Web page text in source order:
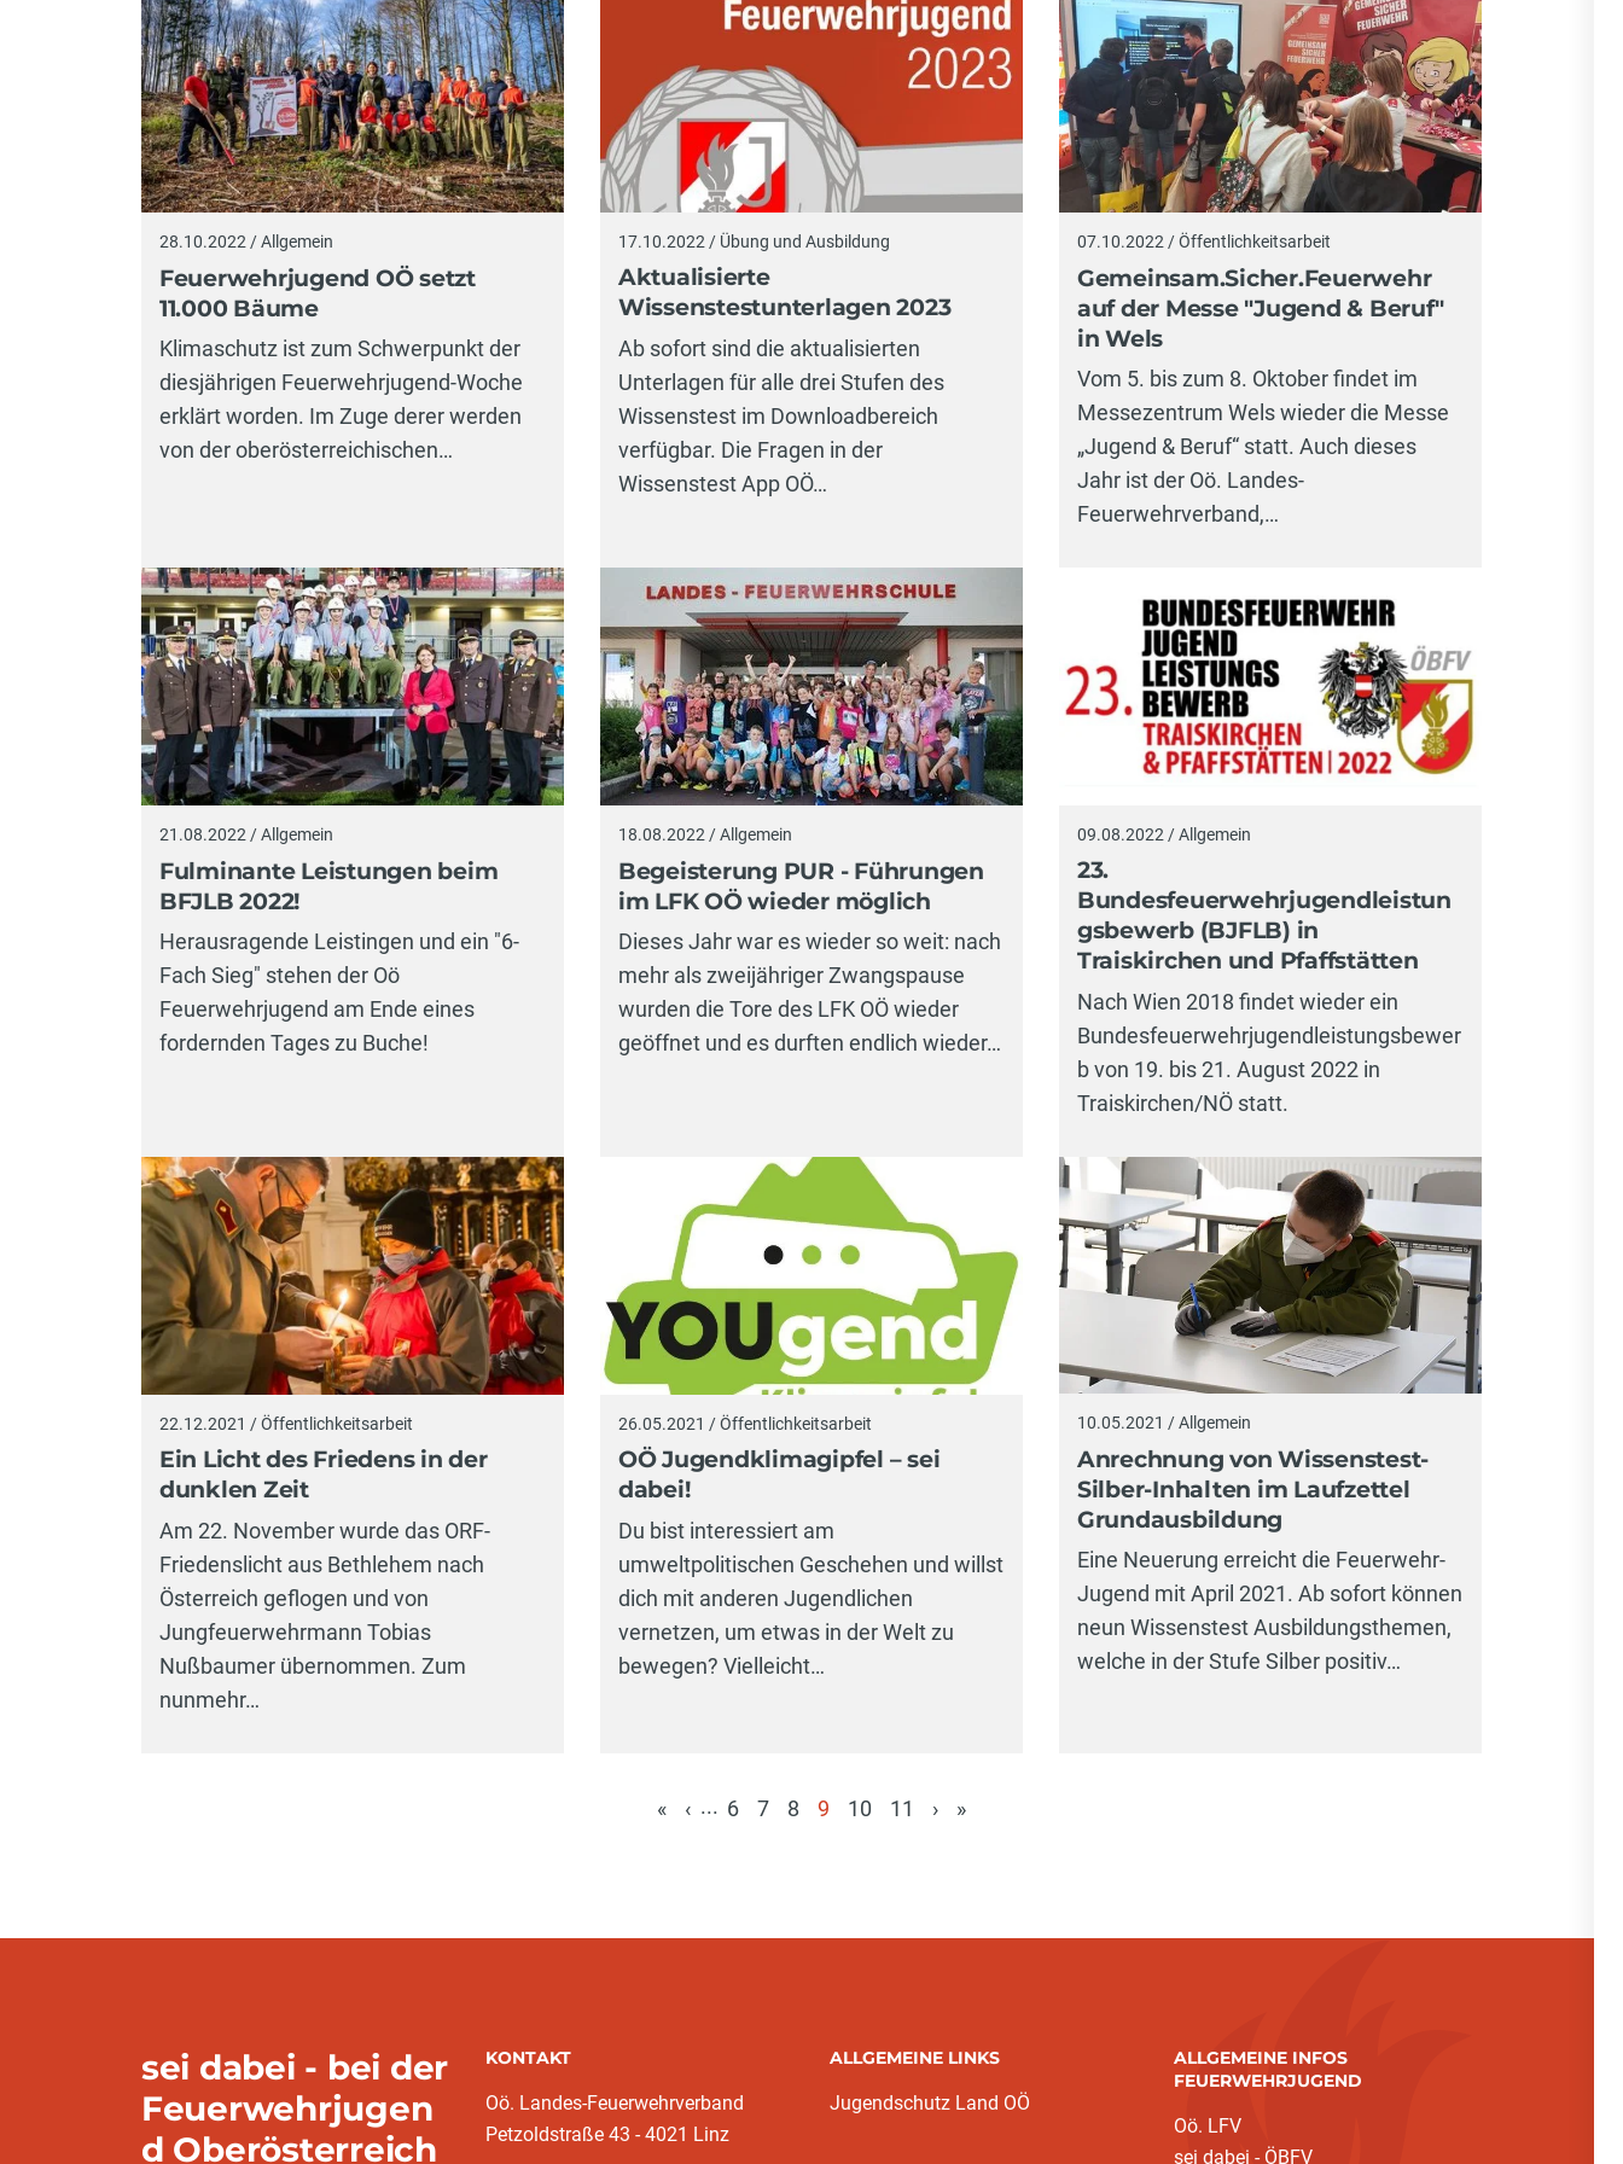
28.10.2022 / Allgemein
Feuerwehrjugend OÖ setzt
11.000 Bäume
Klimaschutz ist zum Schwerpunkt der
diesjährigen Feuerwehrjugend-Woche
erklärt worden. Im Zuge derer werden
von der oberösterreichischen…
17.10.2022 / Übung und Ausbildung
Aktualisierte
Wissenstestunterlagen 2023
Ab sofort sind die aktualisierten
Unterlagen für alle drei Stufen des
Wissenstest im Downloadbereich
verfügbar. Die Fragen in der
Wissenstest App OÖ…
07.10.2022 / Öffentlichkeitsarbeit
Gemeinsam.Sicher.Feuerwehr
auf der Messe "Jugend & Beruf"
in Wels
Vom 5. bis zum 8. Oktober findet im
Messezentrum Wels wieder die Messe
„Jugend & Beruf“ statt. Auch dieses
Jahr ist der Oö. Landes-
Feuerwehrverband,…
21.08.2022 / Allgemein
Fulminante Leistungen beim
BFJLB 2022!
Herausragende Leistingen und ein "6-
Fach Sieg" stehen der Oö
Feuerwehrjugend am Ende eines
fordernden Tages zu Buche!
18.08.2022 / Allgemein
Begeisterung PUR - Führungen
im LFK OÖ wieder möglich
Dieses Jahr war es wieder so weit: nach
mehr als zweijähriger Zwangspause
wurden die Tore des LFK OÖ wieder
geöffnet und es durften endlich wieder…
09.08.2022 / Allgemein
23.
Bundesfeuerwehrjugendleistun
gsbewerb (BJFLB) in
Traiskirchen und Pfaffstätten
Nach Wien 2018 findet wieder ein
Bundesfeuerwehrjugendleistungsbewer
b von 19. bis 21. August 2022 in
Traiskirchen/NÖ statt.
22.12.2021 / Öffentlichkeitsarbeit
Ein Licht des Friedens in der
dunklen Zeit
Am 22. November wurde das ORF-
Friedenslicht aus Bethlehem nach
Österreich geflogen und von
Jungfeuerwehrmann Tobias
Nußbaumer übernommen. Zum
nunmehr…
26.05.2021 / Öffentlichkeitsarbeit
OÖ Jugendklimagipfel – sei
dabei!
Du bist interessiert am
umweltpolitischen Geschehen und willst
dich mit anderen Jugendlichen
vernetzen, um etwas in der Welt zu
bewegen? Vielleicht…
10.05.2021 / Allgemein
Anrechnung von Wissenstest-
Silber-Inhalten im Laufzettel
Grundausbildung
Eine Neuerung erreicht die Feuerwehr-
Jugend mit April 2021. Ab sofort können
neun Wissenstest Ausbildungsthemen,
welche in der Stufe Silber positiv…
« ‹ ... 6 7 8
9
10 11 › »
sei dabei - bei der
Feuerwehrjugen
d Oberösterreich
KONTAKT
Oö. Landes-Feuerwehrverband
Petzoldstraße 43 - 4021 Linz
ALLGEMEINE LINKS
Jugendschutz Land OÖ
ALLGEMEINE INFOS
FEUERWEHRJUGEND
Oö. LFV
sei dabei - ÖBFV